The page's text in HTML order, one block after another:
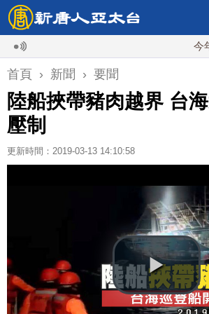
今年第6
首頁 › 新聞 › 要聞
陸船挾帶豬肉越界 台
壓制
更新時間：2019-03-13 14:10:58